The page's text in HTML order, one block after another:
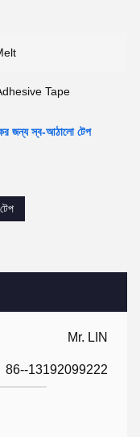
Mr. LIN
86--13192099222
Tape
জন্য স্ব-আঠালো টেপ